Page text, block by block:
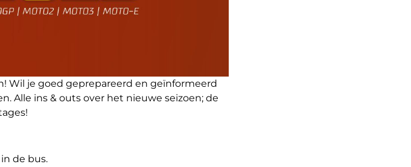
Wil je goed geprepareerd en geïnformeerd
Alle ins & outs over het nieuwe seizoen; de
de bus.